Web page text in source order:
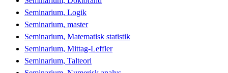
Seminarium, Logik
Seminarium, master
Seminarium, Matematisk statistik
Seminarium, Mittag-Leffler
Seminarium, Talteori